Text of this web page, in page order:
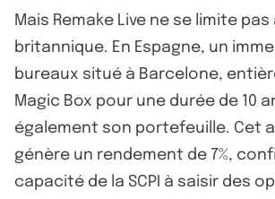
Mais Remake Live ne se limite
britannique. En Espagne, un
bureaux situé à Barcelone,
Magic Box pour une durée de 10
également son portefeuille. Cet
génère un rendement de 7%,
capacité de la SCPI à saisir des